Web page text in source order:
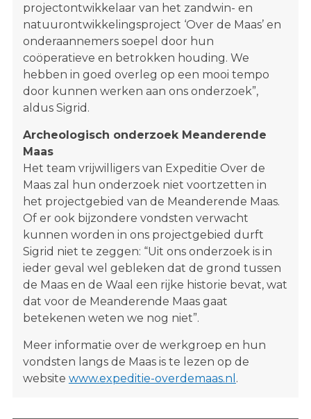
projectontwikkelaar van het zandwin- en
natuurontwikkelingsproject ‘Over de Maas’ en
onderaannemers soepel door hun
coöperatieve en betrokken houding. We
hebben in goed overleg op een mooi tempo
door kunnen werken aan ons onderzoek”,
aldus Sigrid.
Archeologisch onderzoek Meanderende
Maas
Het team vrijwilligers van Expeditie Over de
Maas zal hun onderzoek niet voortzetten in
het projectgebied van de Meanderende Maas.
Of er ook bijzondere vondsten verwacht
kunnen worden in ons projectgebied durft
Sigrid niet te zeggen: “Uit ons onderzoek is in
ieder geval wel gebleken dat de grond tussen
de Maas en de Waal een rijke historie bevat, wat
dat voor de Meanderende Maas gaat
betekenen weten we nog niet”.
Meer informatie over de werkgroep en hun
vondsten langs de Maas is te lezen op de
website www.expeditie-overdemaas.nl .